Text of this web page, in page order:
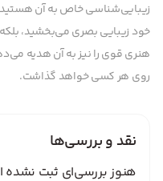
زیبایی‌شناسی خاص به آن هستید.
خود زیبایی بصری می‌بخشید، بلکه
هنری قوی را نیز به آن هدیه
روی هر کسی خواهد گذاشت.
نقد و بررسی‌ها
هنوز بررسی‌ای ثبت